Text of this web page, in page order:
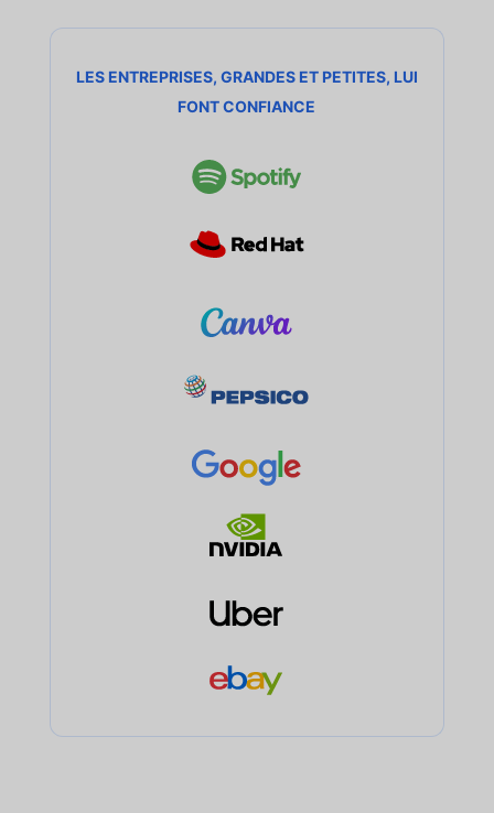
LES ENTREPRISES, GRANDES ET PETITES, LUI
FONT CONFIANCE